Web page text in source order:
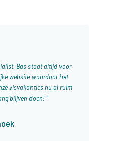
Bas staat altijd voor
website waardoor het
visvakanties nu al ruim
blijven doen!